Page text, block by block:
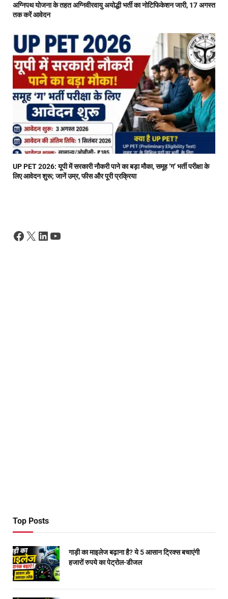
अग्निपथ योजना के तहत अग्निवीरवायु अयोद्धी भर्ती का नोटिफिकेशन जारी, 17 अगस्त
तक करें आवेदन
UP PET 2026: यूपी में सरकारी नौकरी पाने का बड़ा मौका, समूह ‘ग’ भर्ती परीक्षा के
लिए आवेदन शुरू; जानें उम्र, फीस और पूरी प्रक्रिया
Facebook
X LinkedIn
YouTube
Top Posts
गाड़ी का माइलेज बढ़ाना है? ये 5 आसान ट्रिक्स बचाएंगी
हजारों रुपये का पेट्रोल-डीजल